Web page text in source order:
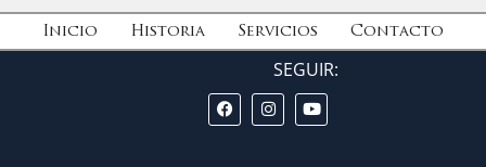
Inicio Historia Servicios Contacto
SEGUIR: